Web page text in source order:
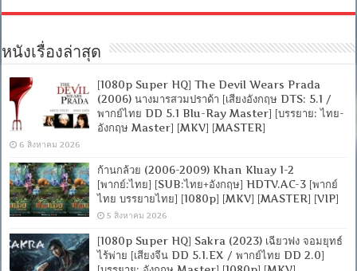
หนังเรื่องล่าสุด
[1080p Super HQ] The Devil Wears Prada
(2006) นางมารสวมปราด้า [เสียงอังกฤษ DTS: 5.1 /
พากย์ไทย DD 5.1 Blu-Ray Master] [บรรยาย: ไทย-
อังกฤษ Master] [MKV] [MASTER]
6 สิงหาคม 2026
ก้านกล้วย (2006-2009) Khan Kluay 1-2
[พากย์:ไทย] [SUB:ไทย+อังกฤษ] HDTV.AC-3 [พากย์
ไทย บรรยายไทย] [1080p] [MKV] [MASTER] [VIP]
5 สิงหาคม 2026
[1080p Super HQ] Sakra (2023) เฉียวฟง จอมยุทธ์
ไร้พ่าย [เสียงจีน DD 5.1.EX / พากย์ไทย DD 2.0]